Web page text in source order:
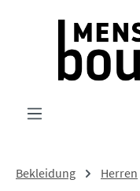
Zum Hauptinhalt springen
Bekleidung Herren